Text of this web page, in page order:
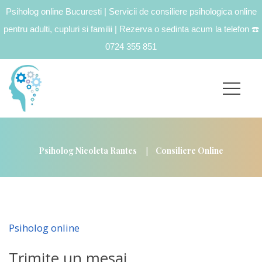
Psiholog online Bucuresti | Servicii de consiliere psihologica online
pentru adulti, cupluri si familii | Rezerva o sedinta acum la telefon ☎️
0724 355 851
Psiholog Nicoleta Rantes | Consiliere Online
Psiholog online